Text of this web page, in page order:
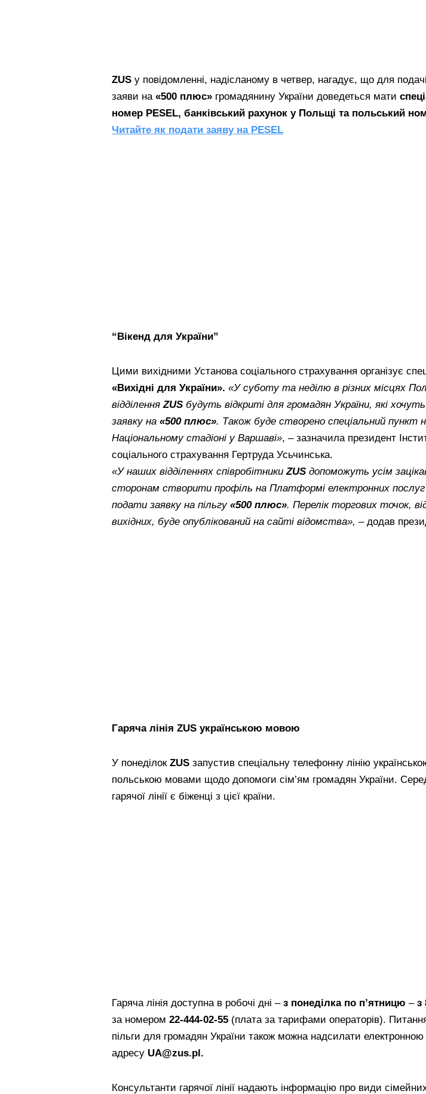
ZUS у повідомленні, надісланому в четвер, нагадує, що для
заяви на «500 плюс» громадянину України доведеться мати
номер PESEL, банківський рахунок у Польщі та польський
Читайте як подати заяву на PESEL
“Вікенд для України”
Цими вихідними Установа соціального страхування організує
«Вихідні для України». «У суботу та неділю в різних місцях
відділенняZUS будуть відкриті для громадян України, які
заявку на «500 плюс». Також буде створено спеціальний пункт
Національному стадіоні у Варшаві», – зазначила президент
соціального страхування Гертруда Усьчинська.
«У наших відділеннях співробітникиZUS допоможуть усім
сторонам створити профіль на Платформі електронних
подати заявку на пільгу «500 плюс». Перелік торгових точок,
вихідних, буде опублікований на сайті відомства», – додав
Гаряча лінія ZUS українською мовою
У понеділок ZUS запустив спеціальну телефонну лінію
польською мовами щодо допомоги сім’ям громадян України.
гарячої лінії є біженці з цієї країни.
Гаряча лінія доступна в робочі дні – з понеділка по п’ятницю – з
за номером 22-444-02-55 (плата за тарифами операторів).
пільги для громадян України також можна надсилати
адресу UA@zus.pl.
Консультанти гарячої лінії надають інформацію про види